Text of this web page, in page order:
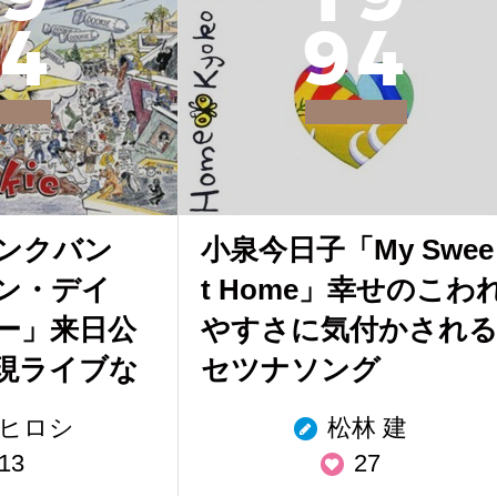
4
クバン
・デイ
」来日公
ライブな
ロシ
94
小泉今日子「My Swee
t Home」幸せのこわ
やすさに気付かされる
セツナソング
松林 建
27